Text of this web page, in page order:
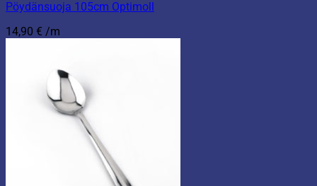
Pöydänsuoja 105cm Optimoll
14,90 € /m